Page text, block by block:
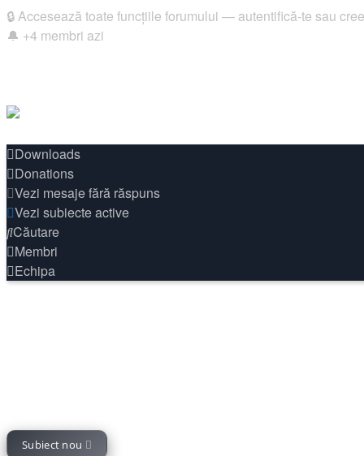
🔒 Accesează toate funcțiile forumului — autentifică-te sau
🔔 +4 membri azi
Downloads
Donations
Vezi mesaje fără răspuns
Vezi subiecte active
Căutare
Membri
Echipa
Subiect nou